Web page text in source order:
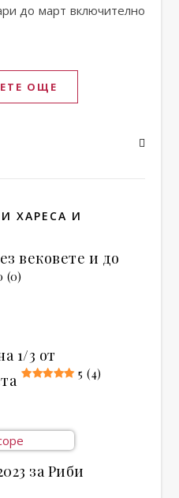
до март включително
ОЩЕ
ХАРЕСА И
вековете и до
(0)
1/3 от
5 (4)
за Риби